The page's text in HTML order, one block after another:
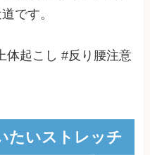
です。
体起こし #反り腰注意
たいストレッチ